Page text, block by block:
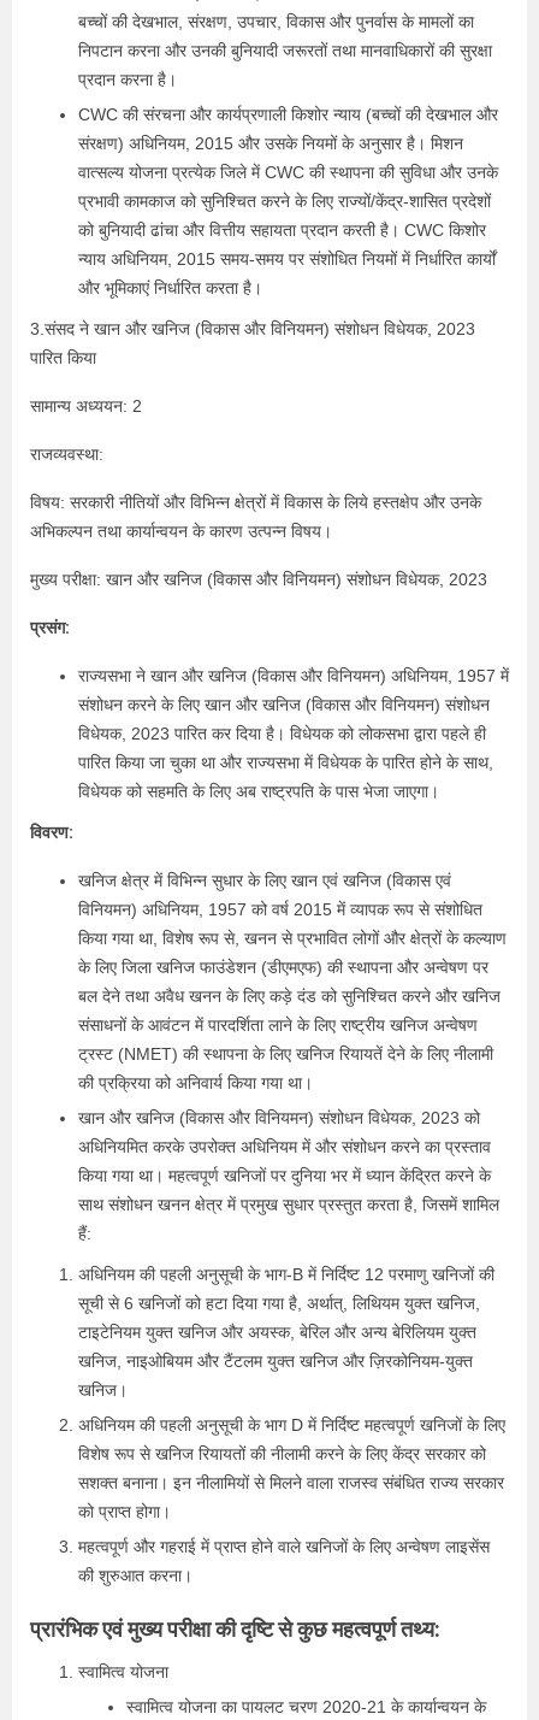
बच्चों की देखभाल, संरक्षण, उपचार, विकास और पुनर्वास के मामलों का
निपटान करना और उनकी बुनियादी जरूरतों तथा मानवाधिकारों की सुरक्षा
प्रदान करना है।
CWC की संरचना और कार्यप्रणाली किशोर न्याय (बच्चों की देखभाल और
संरक्षण) अधिनियम, 2015 और उसके नियमों के अनुसार है। मिशन
वात्सल्य योजना प्रत्येक जिले में CWC की स्थापना की सुविधा और उनके
प्रभावी कामकाज को सुनिश्चित करने के लिए राज्यों/केंद्र-शासित प्रदेशों
को बुनियादी ढांचा और वित्तीय सहायता प्रदान करती है। CWC किशोर
न्याय अधिनियम, 2015 समय-समय पर संशोधित नियमों में निर्धारित कार्यों
और भूमिकाएं निर्धारित करता है।
3.संसद ने खान और खनिज (विकास और विनियमन) संशोधन विधेयक, 2023
पारित किया
सामान्य अध्ययन: 2
राजव्यवस्था:
विषय: सरकारी नीतियों और विभिन्न क्षेत्रों में विकास के लिये हस्तक्षेप और उनके
अभिकल्पन तथा कार्यान्वयन के कारण उत्पन्न विषय।
मुख्य परीक्षा: खान और खनिज (विकास और विनियमन) संशोधन विधेयक, 2023
प्रसंग:
राज्यसभा ने खान और खनिज (विकास और विनियमन) अधिनियम, 1957 में
संशोधन करने के लिए खान और खनिज (विकास और विनियमन) संशोधन
विधेयक, 2023 पारित कर दिया है। विधेयक को लोकसभा द्वारा पहले ही
पारित किया जा चुका था और राज्यसभा में विधेयक के पारित होने के साथ,
विधेयक को सहमति के लिए अब राष्ट्रपति के पास भेजा जाएगा।
विवरण:
खनिज क्षेत्र में विभिन्न सुधार के लिए खान एवं खनिज (विकास एवं
विनियमन) अधिनियम, 1957 को वर्ष 2015 में व्यापक रूप से संशोधित
किया गया था, विशेष रूप से, खनन से प्रभावित लोगों और क्षेत्रों के कल्याण
के लिए जिला खनिज फाउंडेशन (डीएमएफ) की स्थापना और अन्वेषण पर
बल देने तथा अवैध खनन के लिए कड़े दंड को सुनिश्चित करने और खनिज
संसाधनों के आवंटन में पारदर्शिता लाने के लिए राष्ट्रीय खनिज अन्वेषण
ट्रस्ट (NMET) की स्थापना के लिए खनिज रियायतें देने के लिए नीलामी
की प्रक्रिया को अनिवार्य किया गया था।
खान और खनिज (विकास और विनियमन) संशोधन विधेयक, 2023 को
अधिनियमित करके उपरोक्त अधिनियम में और संशोधन करने का प्रस्ताव
किया गया था। महत्वपूर्ण खनिजों पर दुनिया भर में ध्यान केंद्रित करने के
साथ संशोधन खनन क्षेत्र में प्रमुख सुधार प्रस्तुत करता है, जिसमें शामिल
हैं:
अधिनियम की पहली अनुसूची के भाग-B में निर्दिष्ट 12 परमाणु खनिजों की
सूची से 6 खनिजों को हटा दिया गया है, अर्थात्, लिथियम युक्त खनिज,
टाइटेनियम युक्त खनिज और अयस्क, बेरिल और अन्य बेरिलियम युक्त
खनिज, नाइओबियम और टैंटलम युक्त खनिज और ज़िरकोनियम-युक्त
खनिज।
अधिनियम की पहली अनुसूची के भाग D में निर्दिष्ट महत्वपूर्ण खनिजों के लिए
विशेष रूप से खनिज रियायतों की नीलामी करने के लिए केंद्र सरकार को
सशक्त बनाना। इन नीलामियों से मिलने वाला राजस्व संबंधित राज्य सरकार
को प्राप्त होगा।
महत्वपूर्ण और गहराई में प्राप्त होने वाले खनिजों के लिए अन्वेषण लाइसेंस
की शुरुआत करना।
प्रारंभिक एवं मुख्य परीक्षा की दृष्टि से कुछ महत्वपूर्ण तथ्य:
स्वामित्व योजना
स्वामित्व योजना का पायलट चरण 2020-21 के कार्यान्वयन के